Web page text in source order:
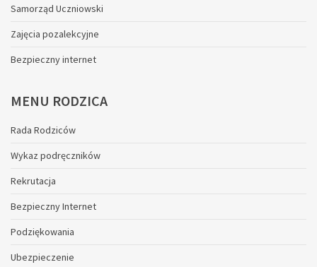
Samorząd Uczniowski
Zajęcia pozalekcyjne
Bezpieczny internet
MENU RODZICA
Rada Rodziców
Wykaz podręczników
Rekrutacja
Bezpieczny Internet
Podziękowania
Ubezpieczenie